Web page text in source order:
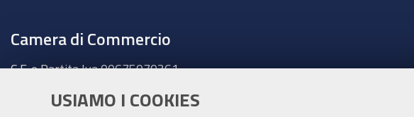
USIAMO I COOKIES
Camera di Commercio
C.F. e Partita Iva 00675070361
Contabilità speciale Banca d'Italia: